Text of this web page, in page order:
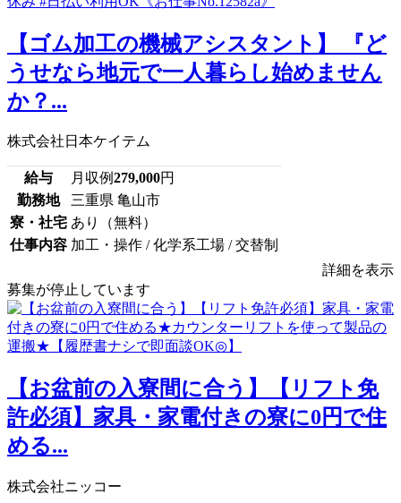
【ゴム加工の機械アシスタント】 『ど
うせなら地元で一人暮らし始めません
か？...
株式会社日本ケイテム
給与 月収例279,000円
勤務地
三重県 亀山市
寮・社宅 あり（無料）
仕事内容 加工・操作 / 化学系工場 / 交替制
詳細を表示
募集が停止しています
【お盆前の入寮間に合う】【リフト免
許必須】家具・家電付きの寮に0円で住
める...
株式会社ニッコー